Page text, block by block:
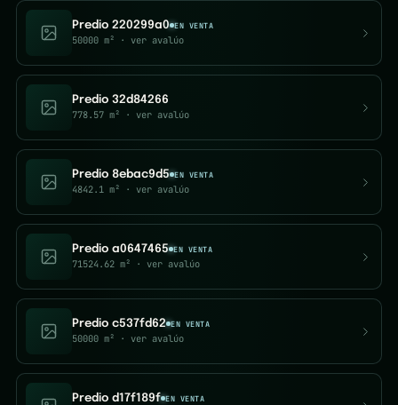
Predio 220299a0 EN VENTA
50000 m² · ver avalúo
Predio 32d84266
778.57 m² · ver avalúo
Predio 8ebac9d5 EN VENTA
4842.1 m² · ver avalúo
Predio a0647465 EN VENTA
71524.62 m² · ver avalúo
Predio c537fd62 EN VENTA
50000 m² · ver avalúo
Predio d17f189f EN VENTA